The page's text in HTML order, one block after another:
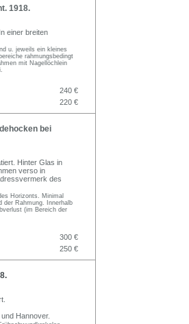
1918.
einer breiten
u. jeweils ein kleines
rahmungsbedingt
mit Nagellöchlein
240 €
220 €
bei
Hinter Glas in
verso in
des
Horizonts. Minimal
der Rahmung. Innerhalb
(im Bereich der
300 €
250 €
Hannover.